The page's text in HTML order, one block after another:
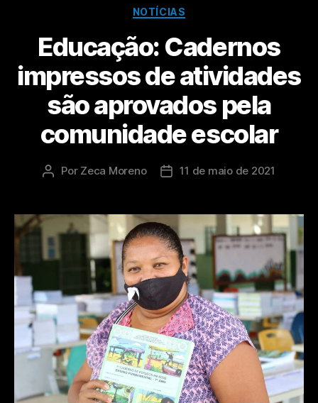
NOTÍCIAS
Educação: Cadernos
impressos de atividades
são aprovados pela
comunidade escolar
Por Zeca Moreno 11 de maio de 2021